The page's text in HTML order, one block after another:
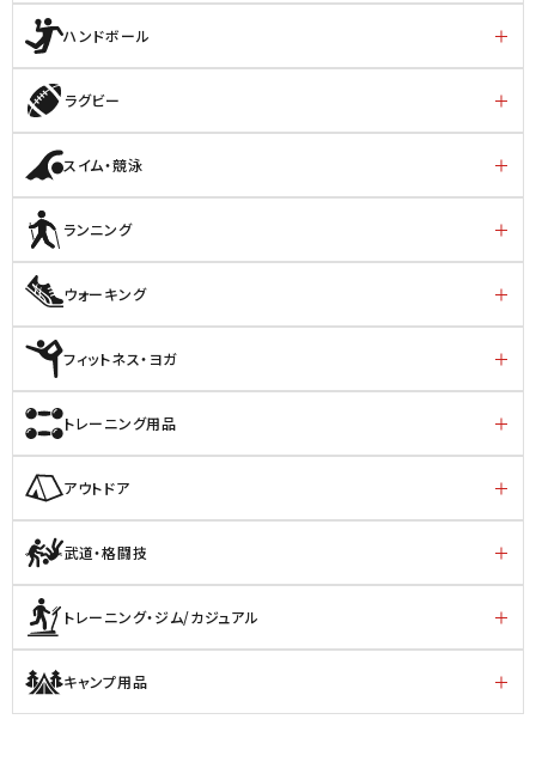
ハンドボール
ラグビー
スイム・競泳
ランニング
ウォーキング
フィットネス・ヨガ
トレーニング用品
アウトドア
武道・格闘技
トレーニング・ジム/カジュアル
キャンプ用品